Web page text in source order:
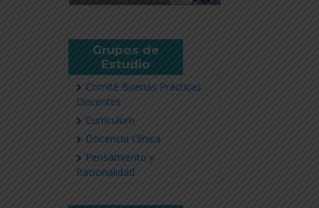
Grupos de
Estudio
Comité Buenas Practicas
Docentes
Currículum
Docencia Clínica
Pensamiento y
Racionalidad